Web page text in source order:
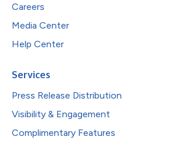
Careers
Media Center
Help Center
Services
Press Release Distribution
Visibility & Engagement
Complimentary Features